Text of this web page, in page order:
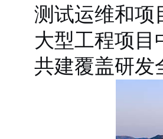
测试运维和项
大型工程项目
共建覆盖研发